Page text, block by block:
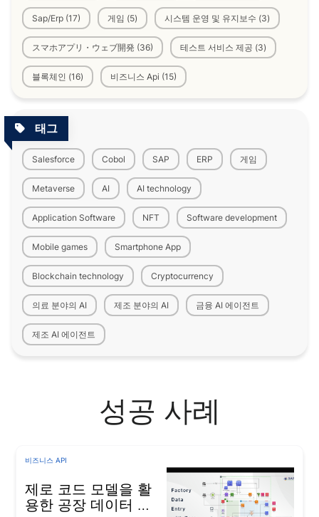
Sap/Erp (17) 게임 (5) 시스템 운영 및 유지보수 (3)
スマホアプリ・ウェブ開発 (36) 테스트 서비스 제공 (3)
블록체인 (16) 비즈니스 Api (15)
태그
Salesforce Cobol SAP ERP 게임
Metaverse AI AI technology
Application Software NFT Software development
Mobile games Smartphone App
Blockchain technology Cryptocurrency
의료 분야의 AI 제조 분야의 AI 금융 AI 에이전트
제조 AI 에이전트
성공 사례
비즈니스 API
제로 코드 모델을 활
용한 공장 데이터 입